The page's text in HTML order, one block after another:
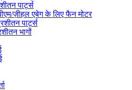
पार्ट्स
ज़ीहल एबेग के लिए फैन मोटर
पार्ट्स
भागों